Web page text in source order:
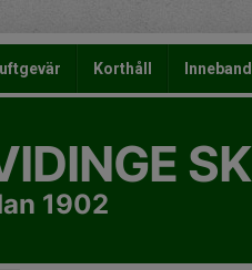
Korthåll
1902